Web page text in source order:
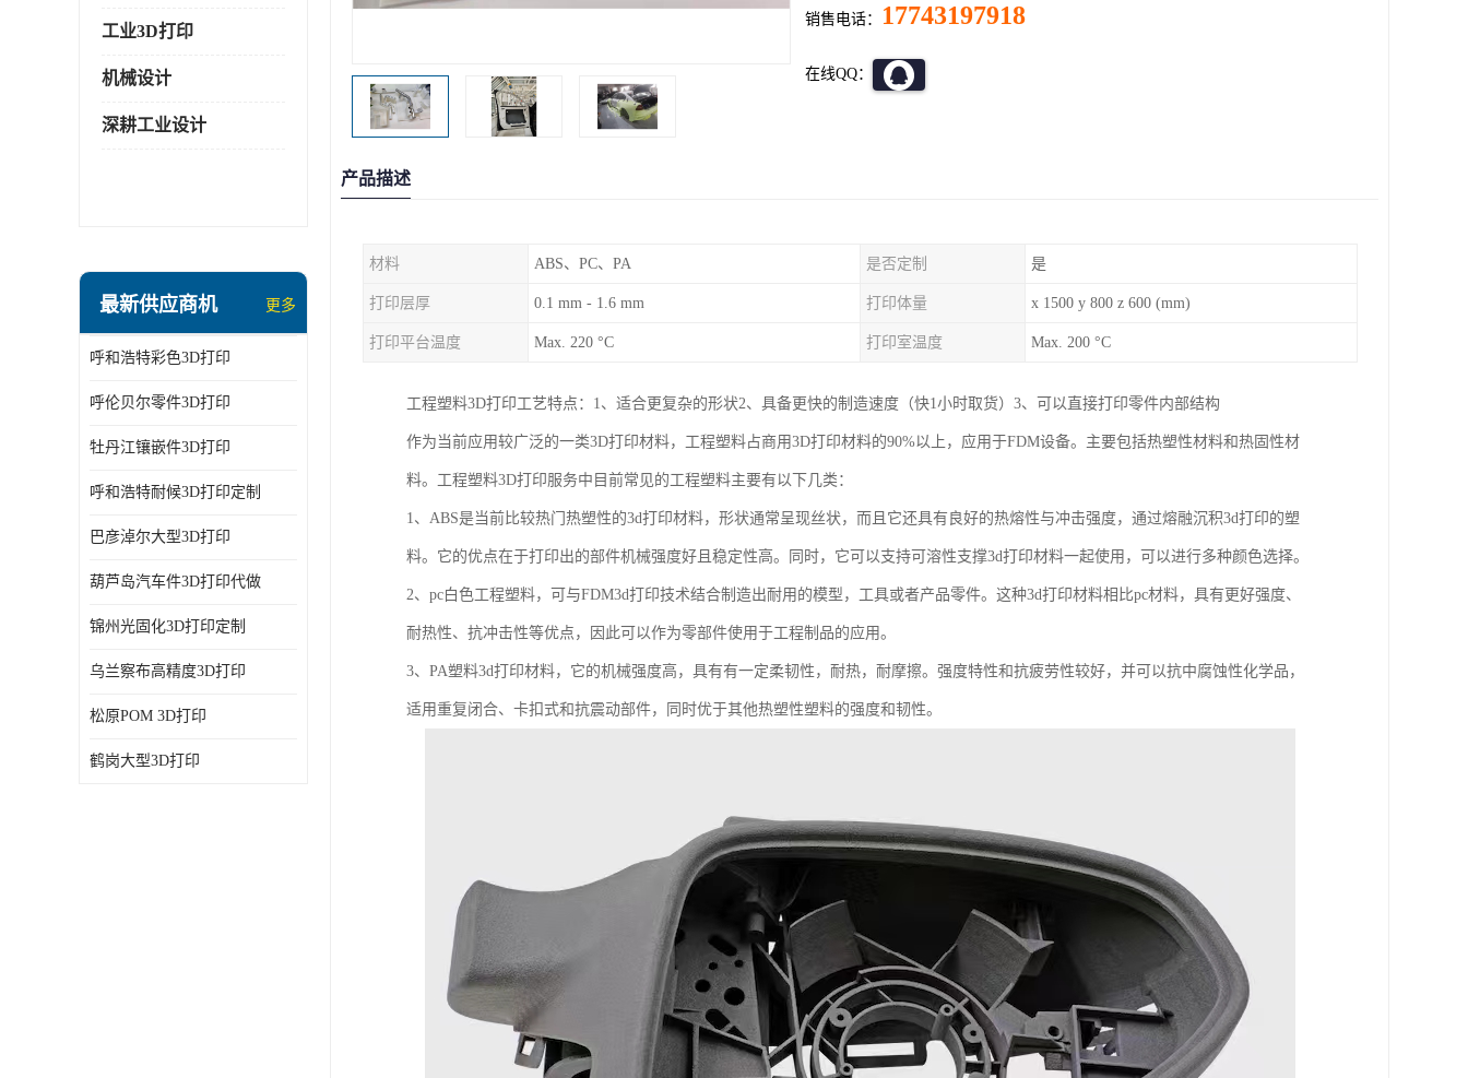
工业3D打印
机械设计
深耕工业设计
最新供应商机 更多
呼和浩特彩色3D打印
呼伦贝尔零件3D打印
牡丹江镶嵌件3D打印
呼和浩特耐候3D打印定制
巴彦淖尔大型3D打印
葫芦岛汽车件3D打印代做
锦州光固化3D打印定制
乌兰察布高精度3D打印
松原POM 3D打印
鹤岗大型3D打印
销售电话： 17743197918
在线QQ：
产品描述
材料 ABS、PC、PA 是否定制 是
打印层厚 0.1 mm - 1.6 mm 打印体量 x 1500 y 800 z 600 (mm)
打印平台温度 Max. 220 °C 打印室温度 Max. 200 °C
工程塑料3D打印工艺特点：1、适合更复杂的形状2、具备更快的制造速度（快1小时取货）3、可以直接打印零件内部结构
作为当前应用较广泛的一类3D打印材料，工程塑料占商用3D打印材料的90%以上，应用于FDM设备。主要包括热塑性材料和热固性材
料。工程塑料3D打印服务中目前常见的工程塑料主要有以下几类：
1、ABS是当前比较热门热塑性的3d打印材料，形状通常呈现丝状，而且它还具有良好的热熔性与冲击强度，通过熔融沉积3d打印的塑
料。它的优点在于打印出的部件机械强度好且稳定性高。同时，它可以支持可溶性支撑3d打印材料一起使用，可以进行多种颜色选择。
2、pc白色工程塑料，可与FDM3d打印技术结合制造出耐用的模型，工具或者产品零件。这种3d打印材料相比pc材料，具有更好强度、
耐热性、抗冲击性等优点，因此可以作为零部件使用于工程制品的应用。
3、PA塑料3d打印材料，它的机械强度高，具有有一定柔韧性，耐热，耐摩擦。强度特性和抗疲劳性较好，并可以抗中腐蚀性化学品，
适用重复闭合、卡扣式和抗震动部件，同时优于其他热塑性塑料的强度和韧性。